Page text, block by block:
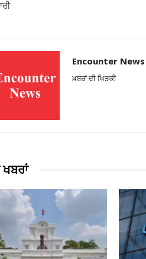
Encounter News
ਖ਼ਬਰਾਂ ਦੀ ਖਿੜਕੀ
ਖਬਰਾਂ